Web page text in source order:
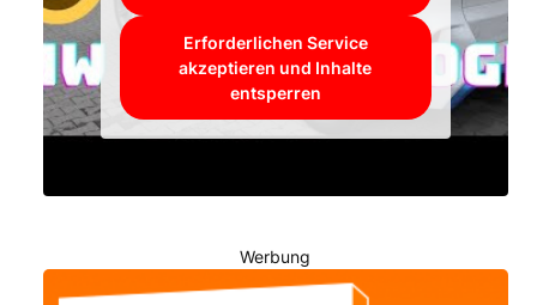
Erforderlichen Service
akzeptieren und Inhalte
entsperren
Werbung